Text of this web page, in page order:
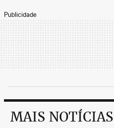
Publicidade
MAIS NOTÍCIAS